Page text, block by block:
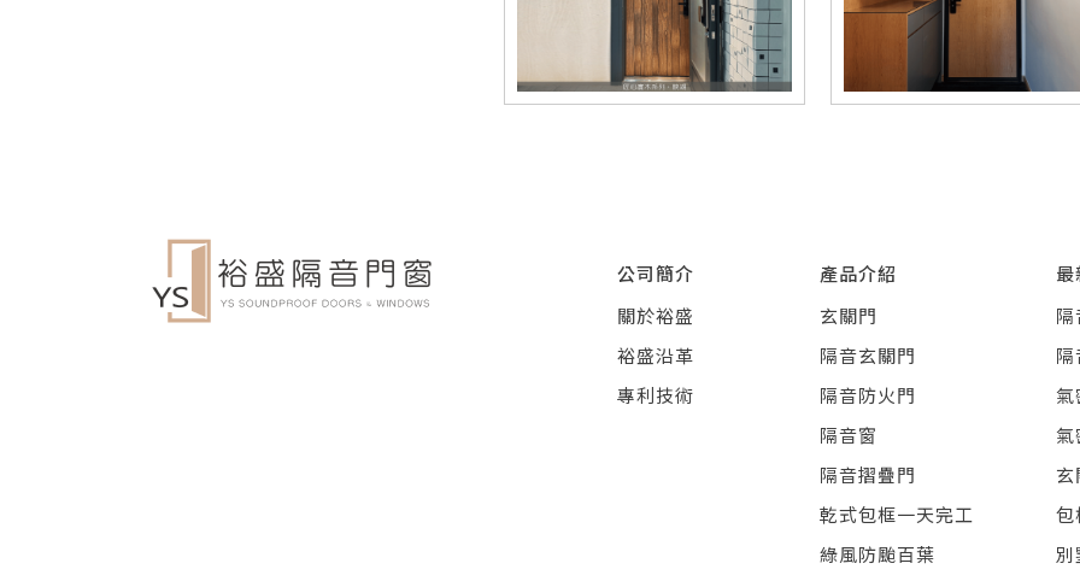
公司簡介
關於裕盛
裕盛沿革
專利技術
產品介紹
玄關門
隔音玄關門
隔音防火門
隔音窗
隔音摺疊門
乾式包框一天完工
綠風防颱百葉
最
隔
隔
氣
氣
玄
包
別